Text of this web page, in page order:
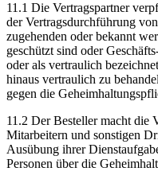
11.1 Die Vertragspartner
der Vertragsdurchführung
zugehenden oder bekannt
geschützt sind oder
oder als vertraulich
hinaus vertraulich zu
gegen die
11.2 Der Besteller macht die
Mitarbeitern und sonstigen
Ausübung ihrer
Personen über die